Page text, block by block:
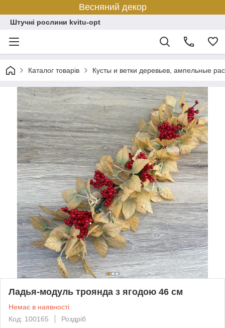
Весняний декор
Штучні рослини kvitu-opt
Каталог товарів Кусты и ветки деревьев, ампельные
Ладья-модуль троянда з ягодою 46 см
Немає в наявності
Код: 100165
Роздріб